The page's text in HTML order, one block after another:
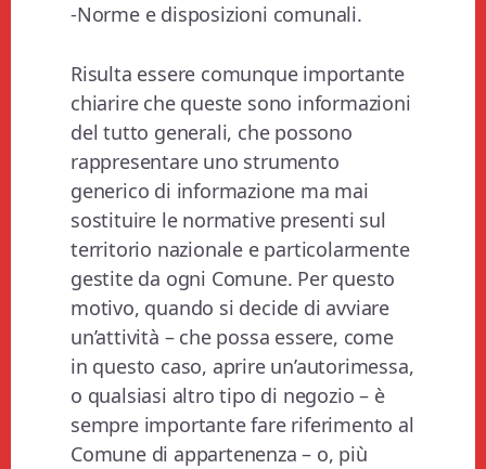
-Norme e disposizioni comunali.
Risulta essere comunque importante
chiarire che queste sono informazioni
del tutto generali, che possono
rappresentare uno strumento
generico di informazione ma mai
sostituire le normative presenti sul
territorio nazionale e particolarmente
gestite da ogni Comune. Per questo
motivo, quando si decide di avviare
un’attività – che possa essere, come
in questo caso, aprire un’autorimessa,
o qualsiasi altro tipo di negozio – è
sempre importante fare riferimento al
Comune di appartenenza – o, più